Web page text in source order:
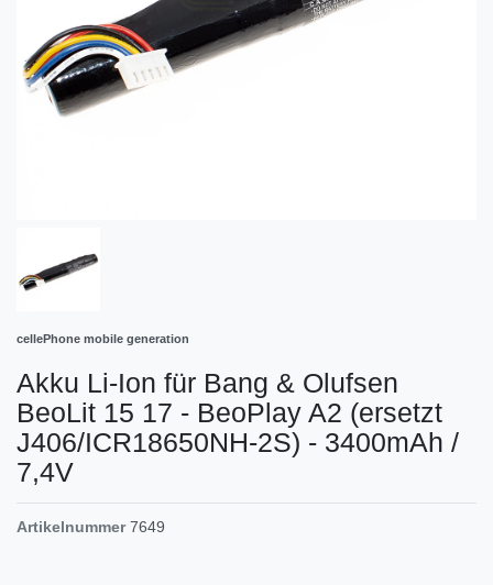
cellePhone mobile generation
Akku Li-Ion für Bang & Olufsen
BeoLit 15 17 - BeoPlay A2 (ersetzt
J406/ICR18650NH-2S) - 3400mAh /
7,4V
Artikelnummer 7649